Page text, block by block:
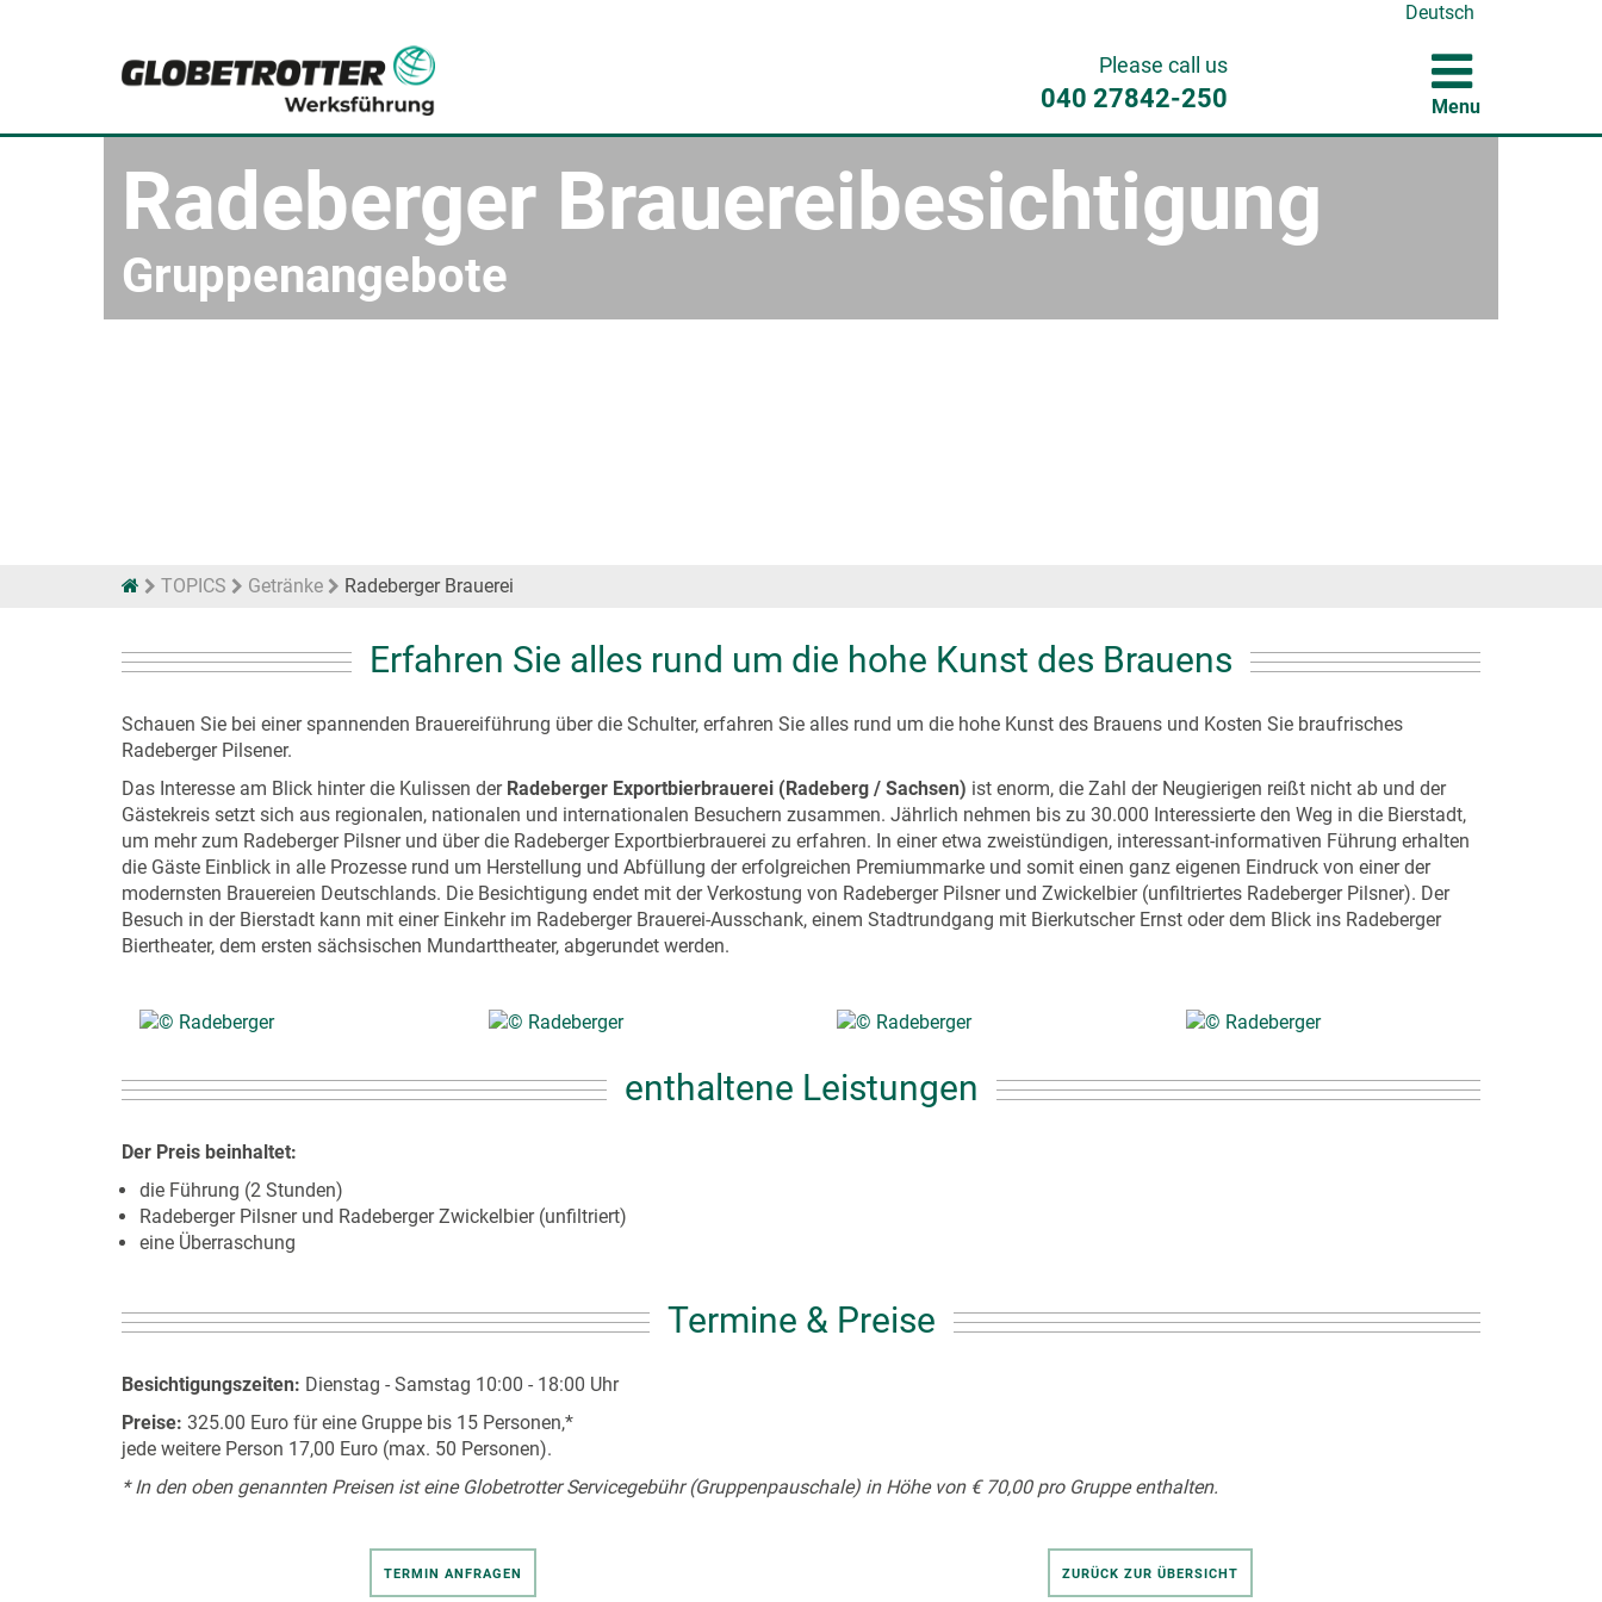
Deutsch
Please call us
040 27842-250 Menu
Radeberger Brauereibesichtigung
Gruppenangebote
TOPICS Getränke Radeberger Brauerei
Erfahren Sie alles rund um die hohe Kunst des Brauens
Schauen Sie bei einer spannenden Brauereiführung über die Schulter, erfahren Sie alles rund um die hohe Kunst des Brauens und Kosten Sie braufrisches
Radeberger Pilsener.
Das Interesse am Blick hinter die Kulissen der Radeberger Exportbierbrauerei (Radeberg / Sachsen) ist enorm, die Zahl der Neugierigen reißt nicht ab und der
Gästekreis setzt sich aus regionalen, nationalen und internationalen Besuchern zusammen. Jährlich nehmen bis zu 30.000 Interessierte den Weg in die Bierstadt,
um mehr zum Radeberger Pilsner und über die Radeberger Exportbierbrauerei zu erfahren. In einer etwa zweistündigen, interessant-informativen Führung erhalten
die Gäste Einblick in alle Prozesse rund um Herstellung und Abfüllung der erfolgreichen Premiummarke und somit einen ganz eigenen Eindruck von einer der
modernsten Brauereien Deutschlands. Die Besichtigung endet mit der Verkostung von Radeberger Pilsner und Zwickelbier (unfiltriertes Radeberger Pilsner). Der
Besuch in der Bierstadt kann mit einer Einkehr im Radeberger Brauerei-Ausschank, einem Stadtrundgang mit Bierkutscher Ernst oder dem Blick ins Radeberger
Biertheater, dem ersten sächsischen Mundarttheater, abgerundet werden.
enthaltene Leistungen
Der Preis beinhaltet:
die Führung (2 Stunden)
Radeberger Pilsner und Radeberger Zwickelbier (unfiltriert)
eine Überraschung
Termine & Preise
Besichtigungszeiten: Dienstag - Samstag 10:00 - 18:00 Uhr
Preise: 325.00 Euro für eine Gruppe bis 15 Personen,*
jede weitere Person 17,00 Euro (max. 50 Personen).
* In den oben genannten Preisen ist eine Globetrotter Servicegebühr (Gruppenpauschale) in Höhe von € 70,00 pro Gruppe enthalten.
TERMIN ANFRAGEN ZURÜCK ZUR ÜBERSICHT